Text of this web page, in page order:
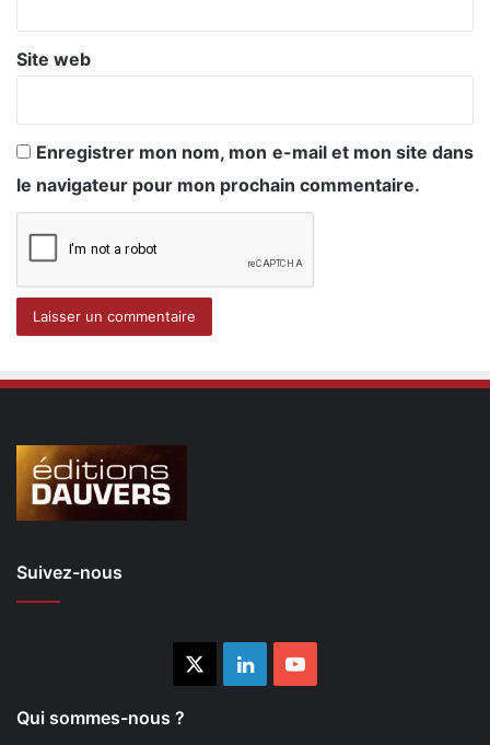
Site web
Enregistrer mon nom, mon e-mail et mon site dans
le navigateur pour mon prochain commentaire.
Suivez-nous
LinkedinYouTube
Qui sommes-nous ?